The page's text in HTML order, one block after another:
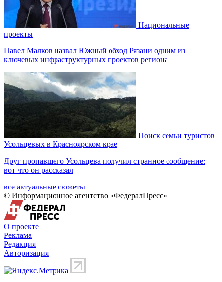
Национальные
проекты
Павел Малков назвал Южный обход Рязани одним из
ключевых инфраструктурных проектов региона
Поиск семьи туристов
Усольцевых в Красноярском крае
Друг пропавшего Усольцева получил странное сообщение:
вот что он рассказал
все актуальные сюжеты
© Информационное агентство «ФедералПресс»
О проекте
Реклама
Редакция
Авторизация